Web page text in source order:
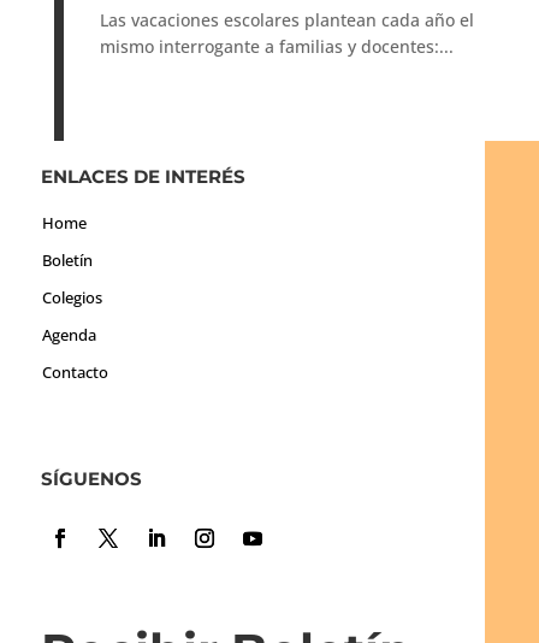
Las vacaciones escolares plantean cada año el
mismo interrogante a familias y docentes:...
ENLACES DE INTERÉS
Home
Boletín
Colegios
Agenda
Contacto
SÍGUENOS